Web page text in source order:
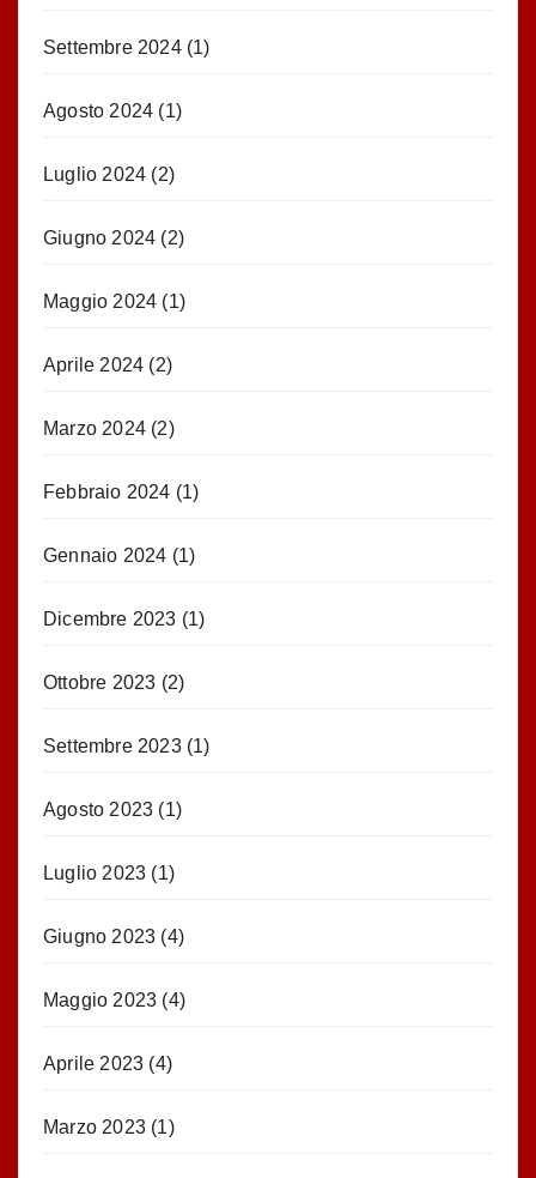
Settembre 2024(1)
Agosto 2024 (1)
Luglio 2024 (2)
Giugno 2024 (2)
Maggio 2024 (1)
Aprile 2024 (2)
Marzo 2024 (2)
Febbraio 2024 (1)
Gennaio 2024 (1)
Dicembre 2023 (1)
Ottobre 2023 (2)
Settembre 2023(1)
Agosto 2023 (1)
Luglio 2023 (1)
Giugno 2023 (4)
Maggio 2023 (4)
Aprile 2023 (4)
Marzo 2023 (1)